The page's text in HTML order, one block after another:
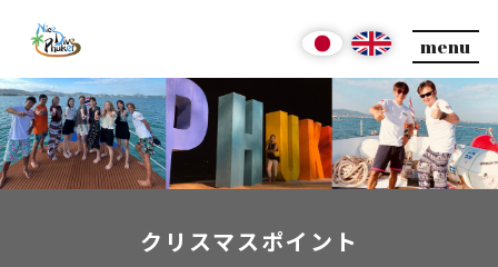
menu
クリスマスポイント